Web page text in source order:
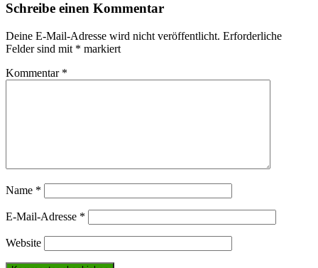
Schreibe einen Kommentar
Deine E-Mail-Adresse wird nicht veröffentlicht. Erforderliche
Felder sind mit * markiert
Kommentar *
Name *
E-Mail-Adresse *
Website